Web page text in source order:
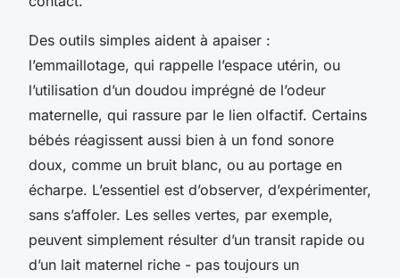
Des outils simples aident à apaiser :
l’emmaillotage, qui rappelle l’espace utérin, ou
l’utilisation d’un doudou imprégné de l’odeur
maternelle, qui rassure par le lien olfactif. Certains
bébés réagissent aussi bien à un fond sonore
doux, comme un bruit blanc, ou au portage en
écharpe. L’essentiel est d’observer, d’expérimenter,
sans s’affoler. Les selles vertes, par exemple,
peuvent simplement résulter d’un transit rapide ou
d’un lait maternel riche - pas toujours un